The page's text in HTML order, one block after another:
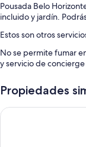
Pousada Belo
incluido y jardín.
Estos son otros
No se permite fumar
y servicio de concierge
Todas las
amenidades que
Propiedades
HOTEL ATLANTICO